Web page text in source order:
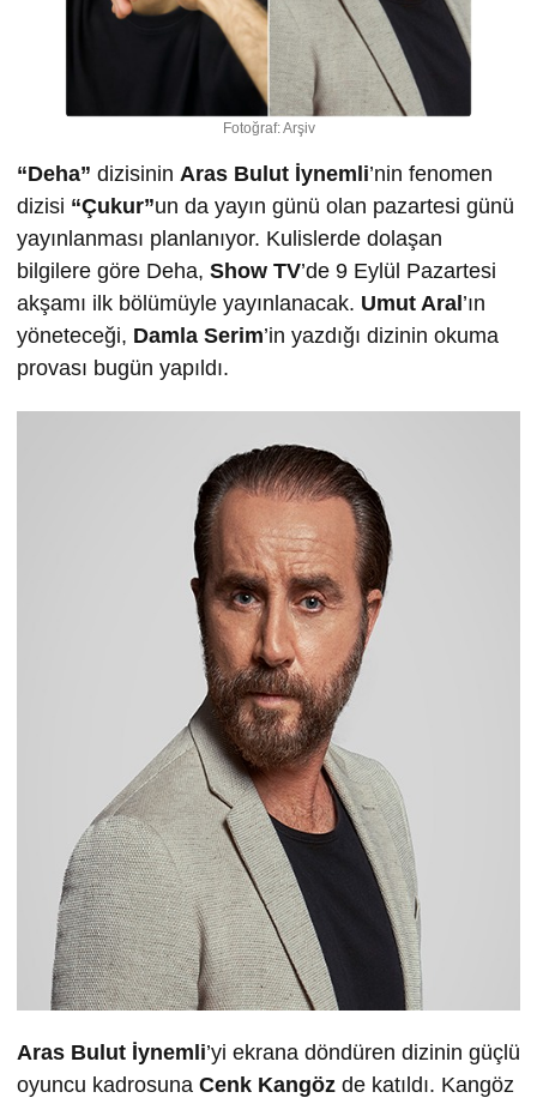
Fotoğraf: Arşiv
“Deha” dizisinin Aras Bulut İynemli’nin fenomen
dizisi “Çukur”un da yayın günü olan pazartesi günü
yayınlanması planlanıyor. Kulislerde dolaşan
bilgilere göre Deha, Show TV’de 9 Eylül Pazartesi
akşamı ilk bölümüyle yayınlanacak. Umut Aral ’ın
yöneteceği, Damla Serim’in yazdığı dizinin okuma
provası bugün yapıldı.
Aras Bulut İynemli’yi ekrana döndüren dizinin güçlü
oyuncu kadrosuna Cenk Kangöz de katıldı. Kangöz